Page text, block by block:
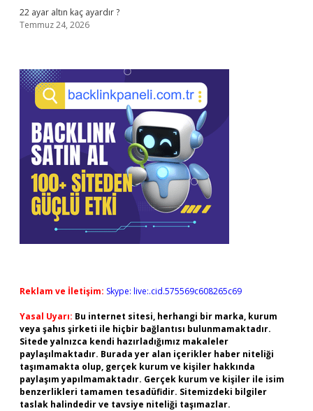
22 ayar altın kaç ayardır ?
Temmuz 24, 2026
Reklam ve İletişim: Skype: live:.cid.575569c608265c69
Yasal Uyarı: Bu internet sitesi, herhangi bir marka, kurum
veya şahıs şirketi ile hiçbir bağlantısı bulunmamaktadır.
Sitede yalnızca kendi hazırladığımız makaleler
paylaşılmaktadır. Burada yer alan içerikler haber niteliği
taşımamakta olup, gerçek kurum ve kişiler hakkında
paylaşım yapılmamaktadır. Gerçek kurum ve kişiler ile isim
benzerlikleri tamamen tesadüfidir. Sitemizdeki bilgiler
taslak halindedir ve tavsiye niteliği taşımazlar.